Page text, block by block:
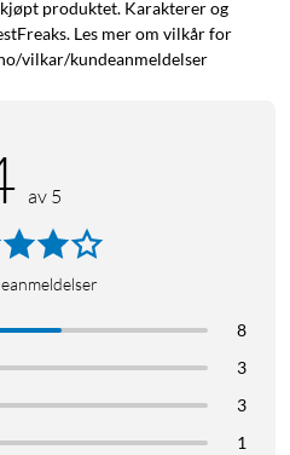
produktet. Karakterer og
Les mer om vilkår for
vilkar/kundeanmeldelser
av 5
8
3
3
1